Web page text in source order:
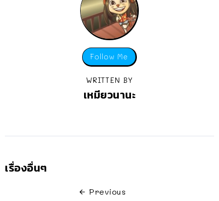
Follow Me
WRITTEN BY
เหมียวนานะ
เรื่องอื่นๆ
Previous